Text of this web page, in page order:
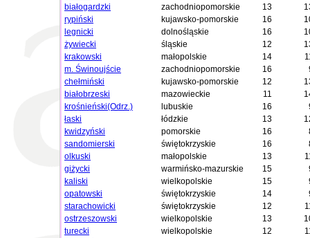
białogardzki
zachodniopomorskie 13
rypiński
kujawsko-pomorskie 16
legnicki
dolnośląskie 16
żywiecki
śląskie 12
krakowski
małopolskie 14
m. Świnoujście
zachodniopomorskie 16
chełmiński
kujawsko-pomorskie 12
białobrzeski
mazowieckie 11
krośnieński(Odrz.)
lubuskie 16
łaski
łódzkie 13
kwidzyński
pomorskie 16
sandomierski
świętokrzyskie 16
olkuski
małopolskie 13
giżycki
warmińsko-mazurskie 15
kaliski
wielkopolskie 15
opatowski
świętokrzyskie 14
starachowicki
świętokrzyskie 12
ostrzeszowski
wielkopolskie 13
turecki
wielkopolskie 12